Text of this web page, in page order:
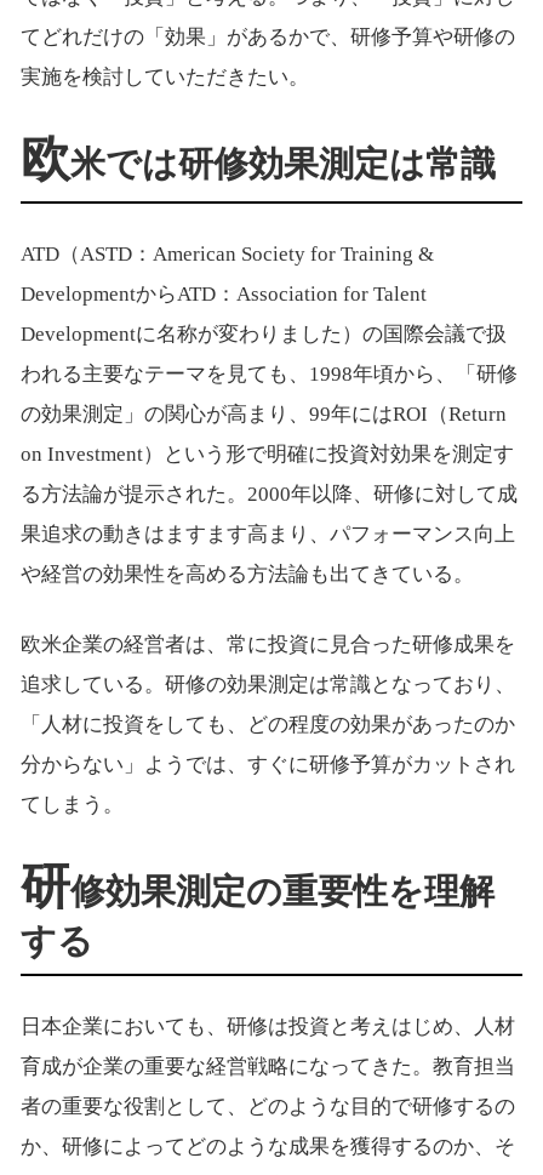
てどれだけの「効果」があるかで、研修予算や研修の
実施を検討していただきたい。
欧米では研修効果測定は常識
ATD（ASTD：American Society for Training &
DevelopmentからATD：Association for Talent
Developmentに名称が変わりました）の国際会議で扱
われる主要なテーマを見ても、1998年頃から、「研修
の効果測定」の関心が高まり、99年にはROI（Return
on Investment）という形で明確に投資対効果を測定す
る方法論が提示された。2000年以降、研修に対して成
果追求の動きはますます高まり、パフォーマンス向上
や経営の効果性を高める方法論も出てきている。
欧米企業の経営者は、常に投資に見合った研修成果を
追求している。研修の効果測定は常識となっており、
「人材に投資をしても、どの程度の効果があったのか
分からない」ようでは、すぐに研修予算がカットされ
てしまう。
研修効果測定の重要性を理解
する
日本企業においても、研修は投資と考えはじめ、人材
育成が企業の重要な経営戦略になってきた。教育担当
者の重要な役割として、どのような目的で研修するの
か、研修によってどのような成果を獲得するのか、そ